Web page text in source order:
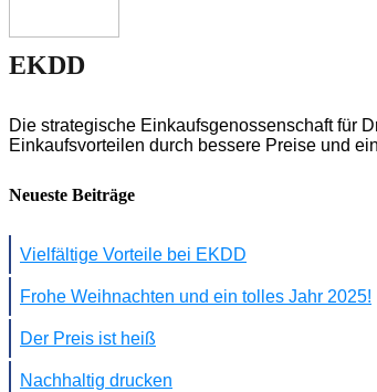
EKDD
Die strategische Einkaufsgenossenschaft für
Einkaufsvorteilen durch bessere Preise und
Neueste Beiträge
Vielfältige Vorteile bei EKDD
Frohe Weihnachten und ein tolles Jahr 2025!
Der Preis ist heiß
Nachhaltig drucken